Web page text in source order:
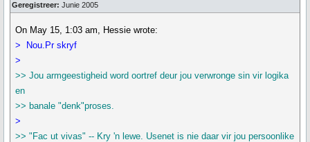
Geregistreer: Junie 2005
On May 15, 1:03 am, Hessie wrote:
> Nou.Pr skryf
>
>> Jou armgeestigheid word oortref deur jou verwronge sin vir logika
en
>> banale "denk"proses.
>
>> "Fac ut vivas" -- Kry 'n lewe. Usenet is nie daar vir jou persoonlike